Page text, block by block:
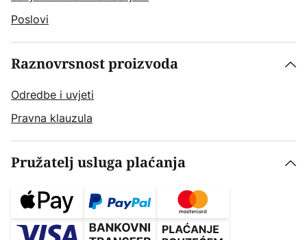
Poslovi
Raznovrsnost proizvoda
Odredbe i uvjeti
Pravna klauzula
Pružatelj usluga plaćanja